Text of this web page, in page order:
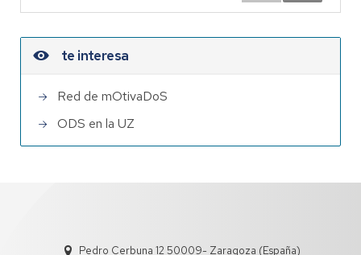
te interesa
Red de mOtivaDoS
ODS en la UZ
Pedro Cerbuna 12 50009- Zaragoza (España)